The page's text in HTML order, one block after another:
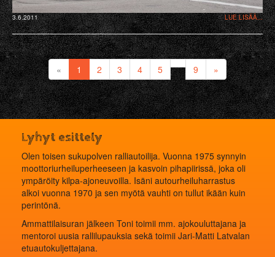
3.6.2011 LUE LISÄÄ...
« 1 2 3 4 5 9 »
Lyhyt esittely
Olen toisen sukupolven ralliautoilija. Vuonna 1975 synnyin
moottoriurheiluperheeseen ja kasvoin pihapiirissä, joka oli
ympäröity kilpa-ajoneuvoilla. Isäni autourheiluharrastus
alkoi vuonna 1970 ja sen myötä vauhti on tullut ikään kuin
perintönä.
Ammattilaisuran jälkeen Toni toimii mm. ajokouluttajana ja
mentoroi uusia rallilupauksia sekä toimii Jari-Matti Latvalan
etuautokuljettajana.